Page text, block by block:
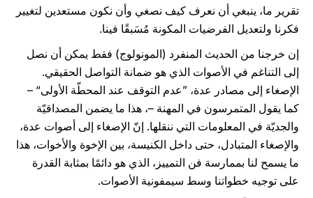
تقرير ما، ينبغي أن نعرف كيف نصغي وأن نكون مستعدين لتغيير
فكرنا ولتعديل الفرضيات المكونة مُسَبقًا فينا.
إن خرجنا من الحديث المنفرد (المونولوج) فقط يمكن أن نصل
إلى التناغم في الأصوات الذي هو ضمانة التواصل الحقيقي.
الإصغاء إلى مصادر عدة، ”عدم التوقف عند المحطّة الأولى“ –
كما يقول المتمرسون في المهنة –، هذا ما يضمن المصداقيّة
والجديّة في المعلومات التي ننقلها. إنّ الإصغاء إلى أصوات عدة،
والإصغاء المتبادل، حتى داخل الكنيسة، بين الإخوة والأخوات، هذا
ما يسمح لنا بممارسة فن التمييز، الذي هو دائمًا بمثابة القدرة
على توجيه خطواتنا وسط سيمفونية الأصوات.